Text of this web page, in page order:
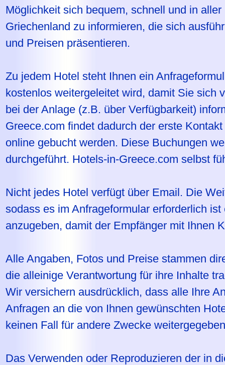
Möglichkeit sich bequem, schnell und in
Griechenland zu informieren, die sich
und Preisen präsentieren.
Zu jedem Hotel steht Ihnen ein
kostenlos weitergeleitet wird, damit Sie sich
bei der Anlage (z.B. über Verfügbarkeit)
Greece.com findet dadurch der erste
online gebucht werden. Diese Buchungen
durchgeführt. Hotels-in-Greece.com selbst
Nicht jedes Hotel verfügt über Email. Die
sodass es im Anfrageformular erforderlich
anzugeben, damit der Empfänger mit Ihnen
Alle Angaben, Fotos und Preise stammen
die alleinige Verantwortung für ihre Inhalte
Wir versichern ausdrücklich, dass alle Ihre
Anfragen an die von Ihnen gewünschten
keinen Fall für andere Zwecke
Das Verwenden oder Reproduzieren der in